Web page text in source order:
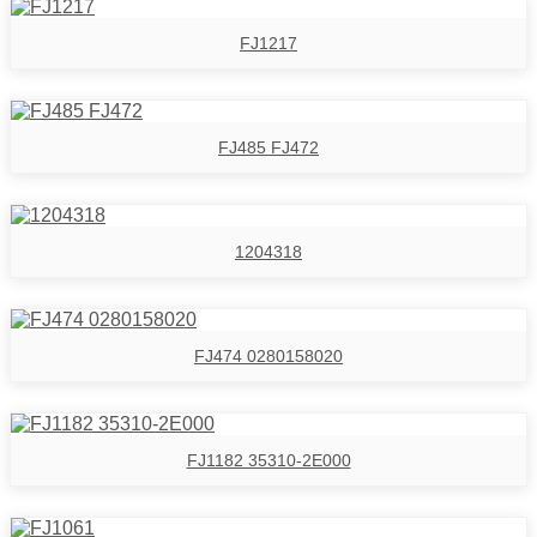
FJ1217
FJ485 FJ472
1204318
FJ474 0280158020
FJ1182 35310-2E000